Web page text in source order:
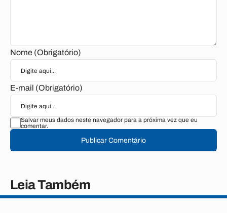
Nome (Obrigatório)
E-mail (Obrigatório)
Salvar meus dados neste navegador para a próxima vez que eu
comentar.
Publicar Comentário
Leia Também